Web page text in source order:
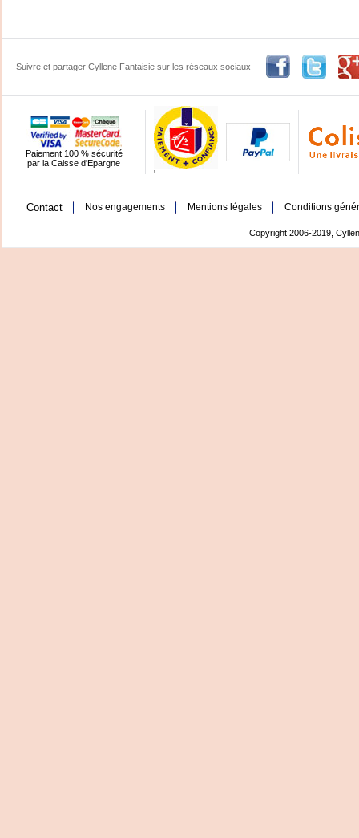
Suivre et partager Cyllene Fantaisie sur les réseaux sociaux
Paiement 100 % sécurité
par la Caisse d'Epargne
'
Contact Nos engagements Mentions légales Conditions
Copyright 2006-2019,